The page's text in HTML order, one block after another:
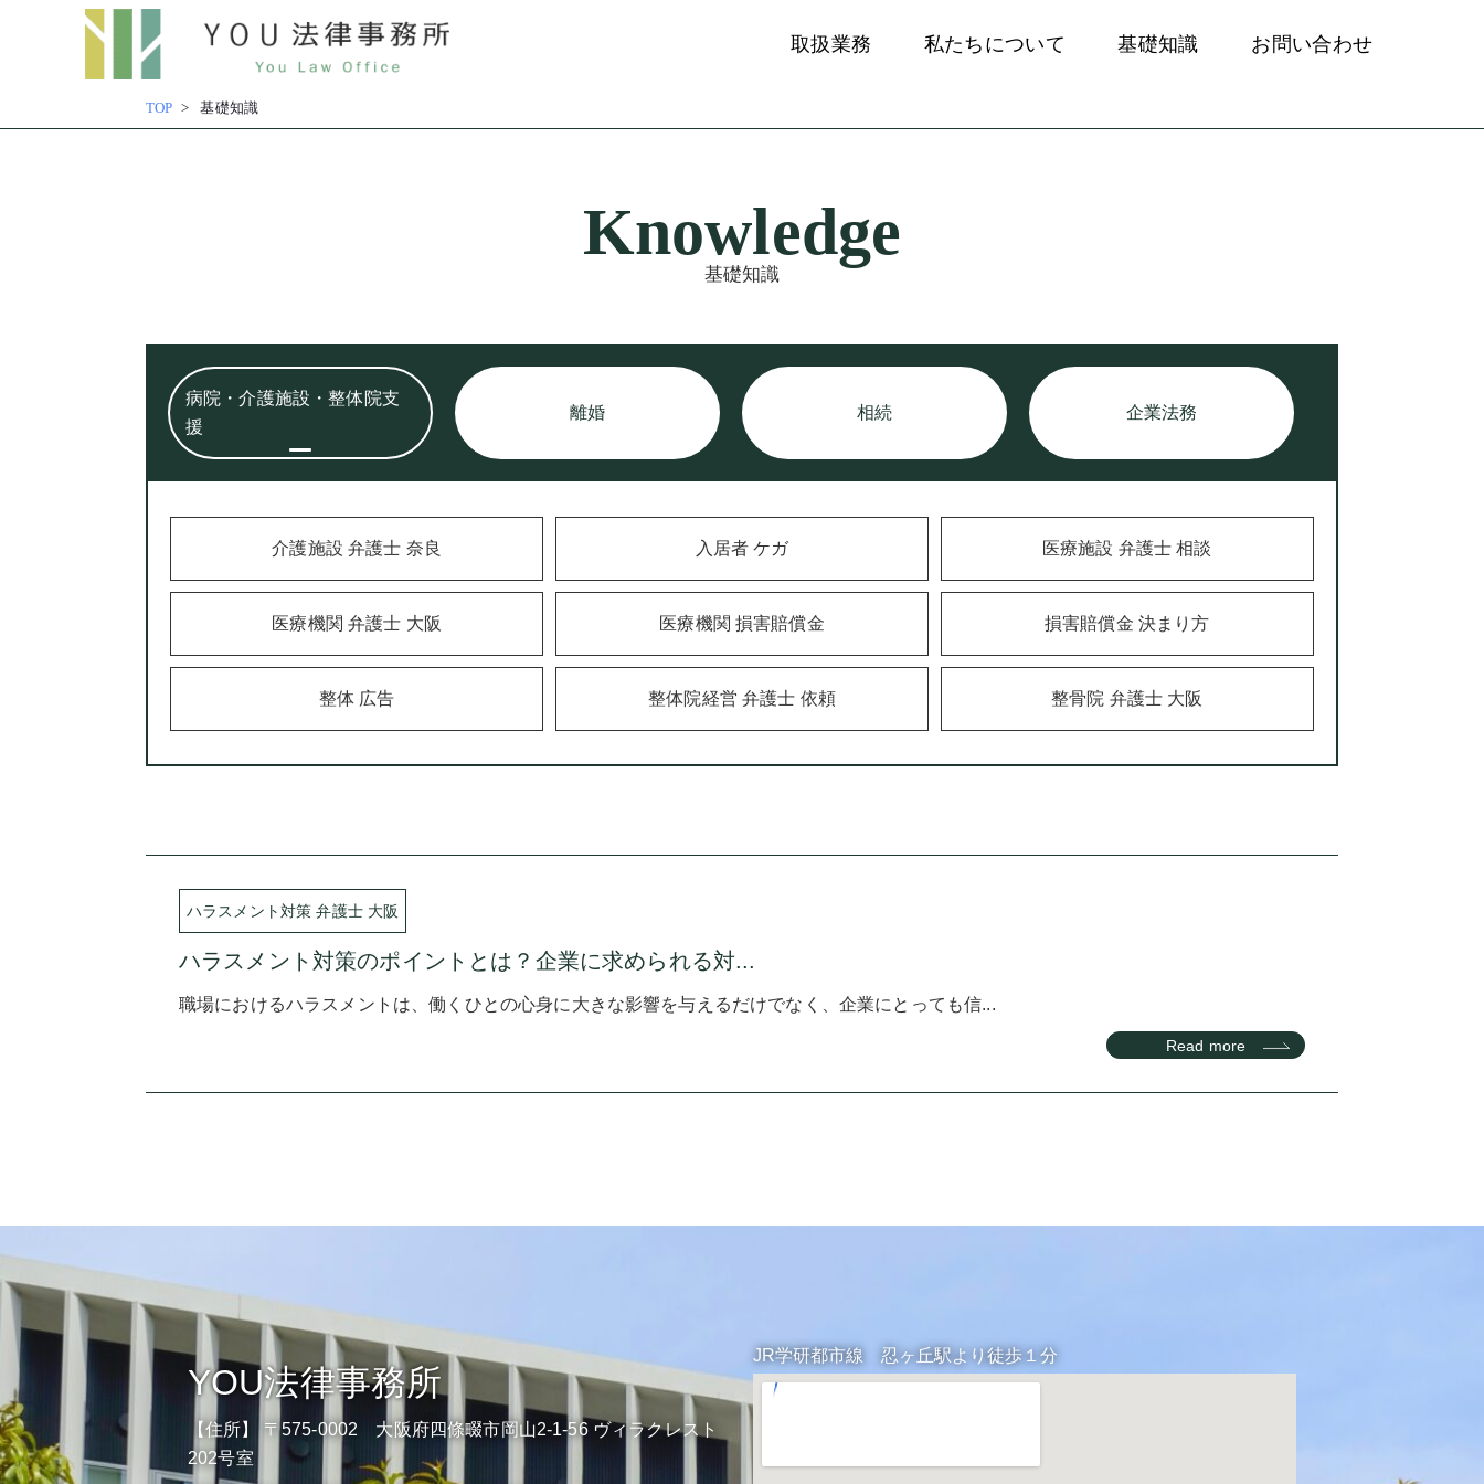
取扱業務 私たちについて 基礎知識 お問い合わせ
TOP 基礎知識
Knowledge
基礎知識
病院・介護施設・整体院支
援
離婚 相続 企業法務
介護施設 弁護士 奈良 入居者 ケガ 医療施設 弁護士 相談
医療機関 弁護士 大阪 医療機関 損害賠償金 損害賠償金 決まり方
整体 広告 整体院経営 弁護士 依頼 整骨院 弁護士 大阪
ハラスメント対策 弁護士 大阪
ハラスメント対策のポイントとは？企業に求められる対...
職場におけるハラスメントは、働くひとの心身に大きな影響を与えるだけでなく、企業にとっても信...
Read more
YOU法律事務所
【住所】 〒575-0002 大阪府四條畷市岡山2-1-56 ヴィラクレスト
202号室
JR学研都市線 忍ヶ丘駅より徒歩１分